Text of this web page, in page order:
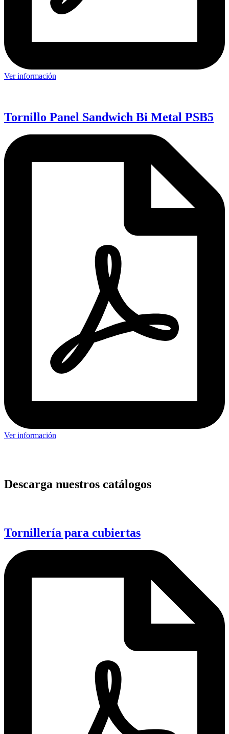
Ver información
Tornillo Panel Sandwich Bi Metal PSB5
Ver información
Descarga nuestros catálogos
Tornillería para cubiertas